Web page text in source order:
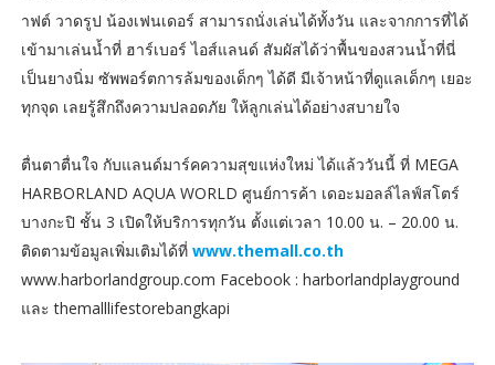
าฟต์ วาดรูป น้องเฟนเดอร์ สามารถนั่งเล่นได้ทั้งวัน และจากการที่ได้
เข้ามาเล่นน้ำที่ ฮาร์เบอร์ ไอส์แลนด์ สัมผัสได้ว่าพื้นของสวนน้ำที่นี่
เป็นยางนิ่ม ซัพพอร์ตการล้มของเด็กๆ ได้ดี มีเจ้าหน้าที่ดูแลเด็กๆ เยอะ
ทุกจุด เลยรู้สึกถึงความปลอดภัย ให้ลูกเล่นได้อย่างสบายใจ
ตื่นตาตื่นใจ กับแลนด์มาร์คความสุขแห่งใหม่ ได้แล้ววันนี้ ที่ MEGA
HARBORLAND AQUA WORLD ศูนย์การค้า เดอะมอลล์ไลฟ์สโตร์
บางกะปิ ชั้น 3 เปิดให้บริการทุกวัน ตั้งแต่เวลา 10.00 น. – 20.00 น.
ติดตามข้อมูลเพิ่มเติมได้ที่ www.themall.co.th
www.harborlandgroup.com Facebook : harborlandplayground
และ themalllifestorebangkapi